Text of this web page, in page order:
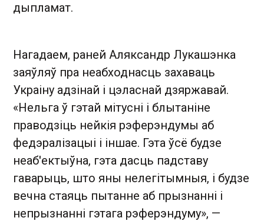
дыпламат.
Нагадаем, раней Аляксандр Лукашэнка
заяўляў пра неабходнасць захаваць
Украіну адзінай і цэласнай дзяржавай.
«Нельга ў гэтай мітусні і блытаніне
праводзіць нейкія рэферэндумы аб
федэралізацыі і іншае. Гэта ўсё будзе
неаб'ектыўна, гэта дасць падставу
гаварыць, што яны нелегітымныя, і будзе
вечна стаяць пытанне аб прызнанні і
непрызнанні гэтага рэферэндуму», —